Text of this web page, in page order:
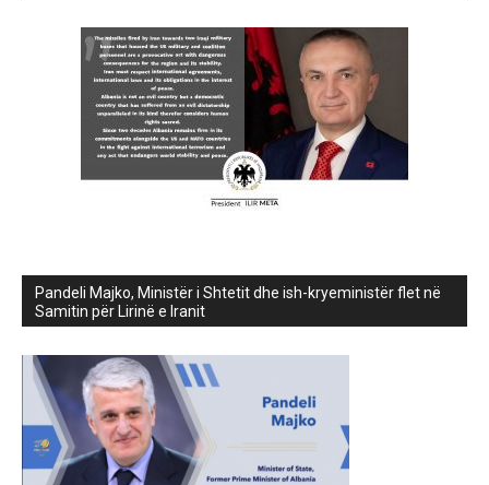
Pandeli Majko, Ministër i Shtetit dhe ish-kryeministër flet në
Samitin për Lirinë e Iranit